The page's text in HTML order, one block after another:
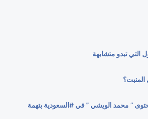
التي تبدو متشابهة
” محمد الويشي ” في #السعودية بتهمة